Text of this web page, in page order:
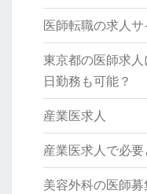
医師転職の求人サ
東京都の医師求
日勤務も可能？
産業医求人
産業医求人で必
美容外科の医師